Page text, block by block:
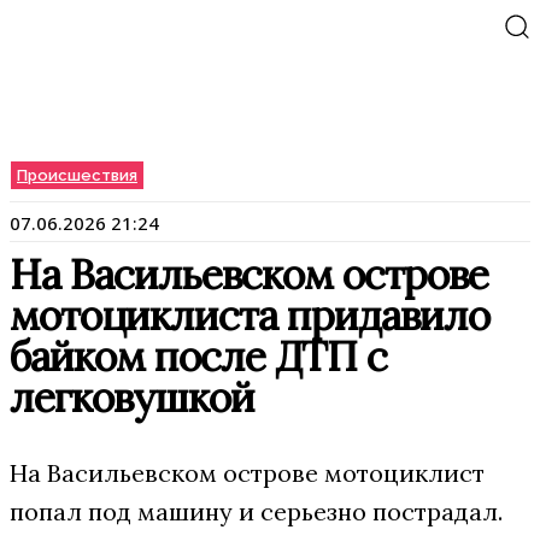
Происшествия
07.06.2026 21:24
На Васильевском острове
мотоциклиста придавило
байком после ДТП с
легковушкой
На Васильевском острове мотоциклист
попал под машину и серьезно пострадал.